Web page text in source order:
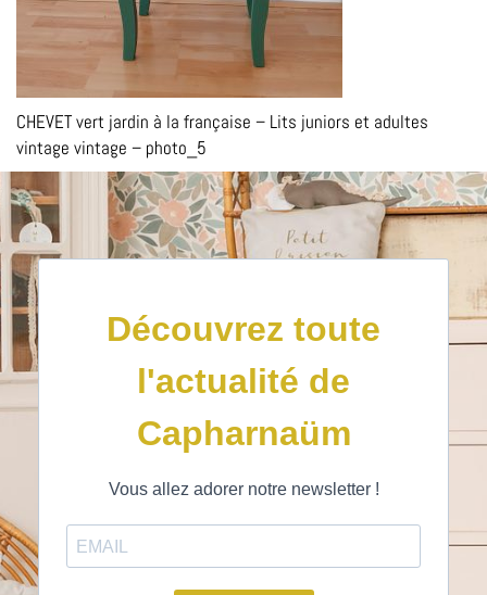
CHEVET vert jardin à la française – Lits juniors et adultes
vintage vintage – photo_5